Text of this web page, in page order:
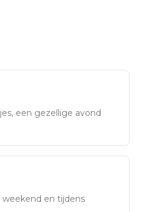
een gezellige avond
en tijdens